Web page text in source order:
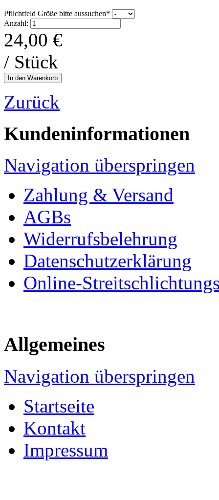
Pflichtfeld Größe bitte aussuchen*
Anzahl:
24,00 €
/ Stück
Zurück
Kundeninformationen
Navigation überspringen
Zahlung & Versand
AGBs
Widerrufsbelehrung
Datenschutzerklärung
Online-
Allgemeines
Navigation überspringen
Startseite
Kontakt
Impressum